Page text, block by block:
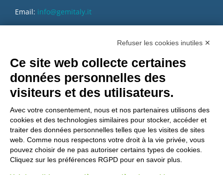
Email: info@gemitaly.it
Refuser les cookies inutiles ✕
Ce site web collecte certaines
données personnelles des
visiteurs et des utilisateurs.
Avec votre consentement, nous et nos partenaires utilisons des
cookies et des technologies similaires pour stocker, accéder et
traiter des données personnelles telles que les visites de sites
web. Comme nous respectons votre droit à la vie privée, vous
pouvez choisir de ne pas autoriser certains types de cookies.
Cliquez sur les préférences RGPD pour en savoir plus.